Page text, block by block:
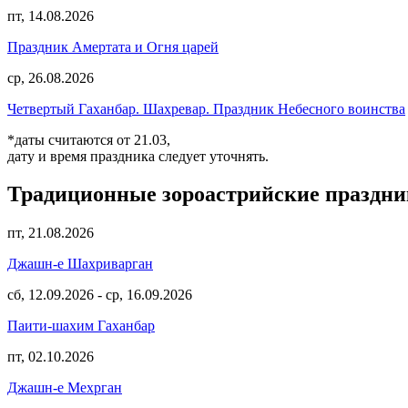
пт, 14.08.2026
Праздник Амертата и Огня царей
ср, 26.08.2026
Четвертый Гаханбар. Шахревар. Праздник Небесного воинства
*даты считаются от 21.03,
дату и время праздника следует уточнять.
Традиционные зороастрийские
пт, 21.08.2026
Джашн-е Шахриварган
сб, 12.09.2026 - ср, 16.09.2026
Паити-шахим Гаханбар
пт, 02.10.2026
Джашн-е Мехрган